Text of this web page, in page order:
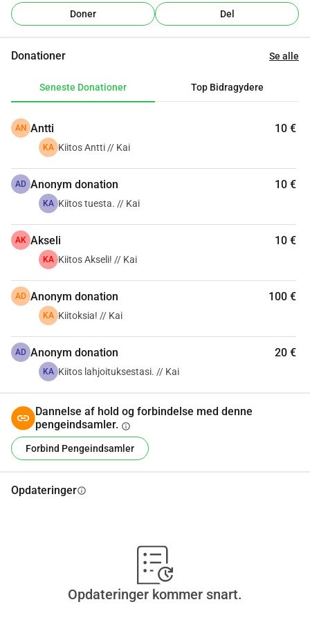
Doner Del
Donationer Se alle
Seneste Donationer Top Bidragydere
AN Antti 10 €
KA Kiitos Antti // Kai
AD Anonym donation 10 €
KA Kiitos tuesta. // Kai
AK Akseli 10 €
KA Kiitos Akseli! // Kai
AD Anonym donation 100 €
KA Kiitoksia! // Kai
AD Anonym donation 20 €
KA Kiitos lahjoituksestasi. // Kai
Dannelse af hold og forbindelse med denne
pengeindsamler. info
Forbind Pengeindsamler
Opdateringerinfo
Opdateringer kommer snart.